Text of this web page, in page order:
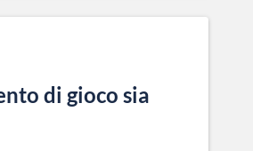
di gioco sia